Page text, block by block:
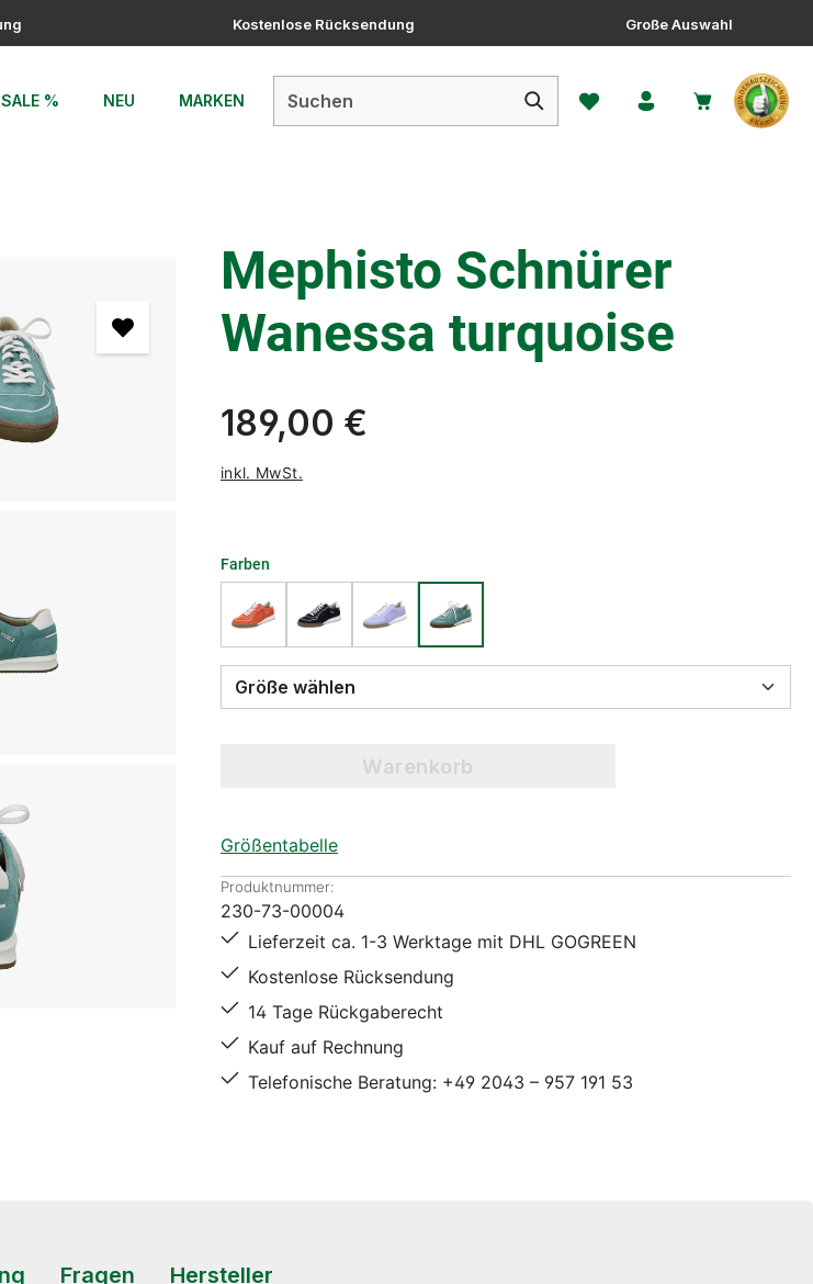
Kostenlose Rücksendung Große Auswahl
SALE % NEU MARKEN Du hast 0 Produkte auf dem
Mephisto Schnürer
Wanessa turquoise
189,00 €
inkl. MwSt.
Farben
Größe wählen
Warenkorb
Größentabelle
Produktnummer:
230-73-00004
Lieferzeit ca. 1-3 Werktage mit DHL GOGREEN
Kostenlose Rücksendung
14 Tage Rückgaberecht
Kauf auf Rechnung
Telefonische Beratung: +49 2043 – 957 191 53
Fragen Hersteller